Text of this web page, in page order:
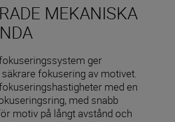
MEKANISKA
ger
fokusering av motivet.
med en
med snabb
motiv på långt avstånd och